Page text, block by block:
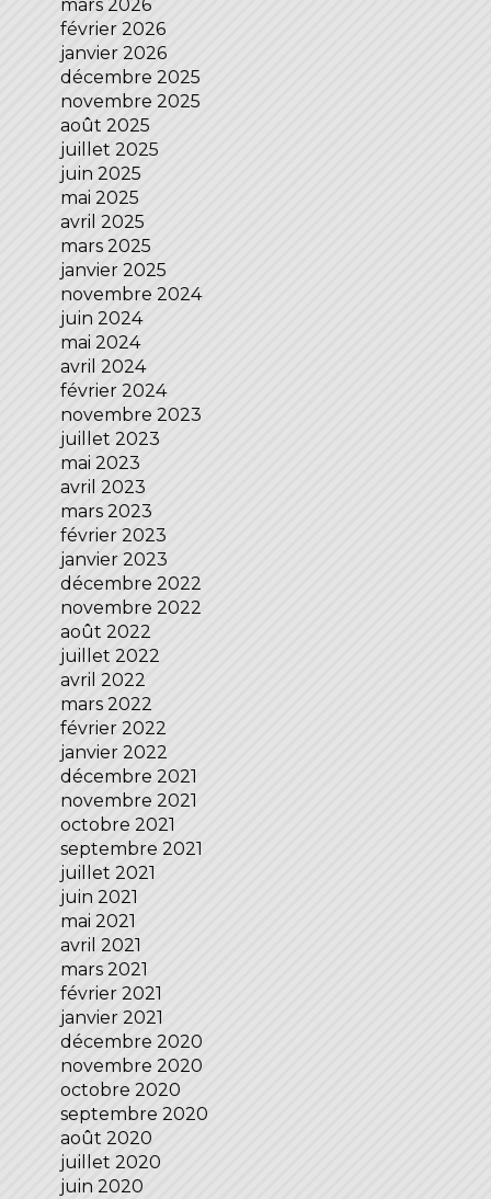
mars 2026
février 2026
janvier 2026
décembre 2025
novembre 2025
août 2025
juillet 2025
juin 2025
mai 2025
avril 2025
mars 2025
janvier 2025
novembre 2024
juin 2024
mai 2024
avril 2024
février 2024
novembre 2023
juillet 2023
mai 2023
avril 2023
mars 2023
février 2023
janvier 2023
décembre 2022
novembre 2022
août 2022
juillet 2022
avril 2022
mars 2022
février 2022
janvier 2022
décembre 2021
novembre 2021
octobre 2021
septembre 2021
juillet 2021
juin 2021
mai 2021
avril 2021
mars 2021
février 2021
janvier 2021
décembre 2020
novembre 2020
octobre 2020
septembre 2020
août 2020
juillet 2020
juin 2020